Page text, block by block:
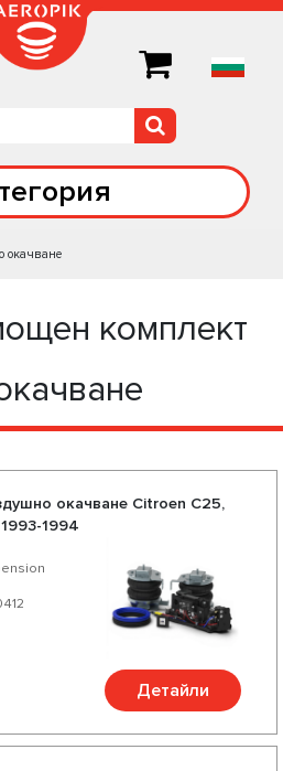
окачване
комплект
окачване Citroen C25,
1994
Детайли